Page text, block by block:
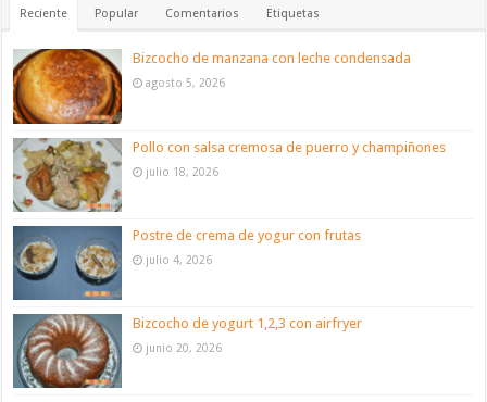
Reciente Popular Comentarios Etiquetas
Bizcocho de manzana con leche condensada
agosto 5, 2026
Pollo con salsa cremosa de puerro y champiñones
julio 18, 2026
Postre de crema de yogur con frutas
julio 4, 2026
Bizcocho de yogurt 1,2,3 con airfryer
junio 20, 2026